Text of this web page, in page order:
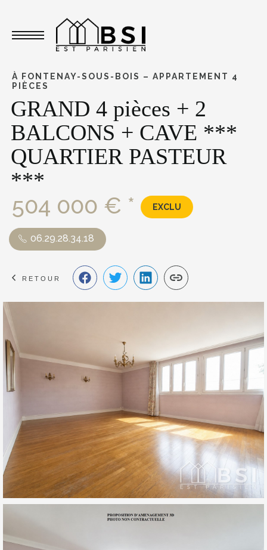
À FONTENAY-SOUS-BOIS – APPARTEMENT 4
PIÈCES
GRAND 4 pièces + 2
BALCONS + CAVE ***
QUARTIER PASTEUR
***
504 000 € * EXCLU
06.29.28.34.18
RETOUR
Toggle navigation